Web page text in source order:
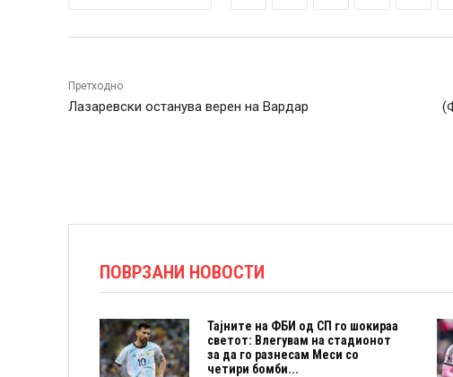
Претходно
Лазаревски останува верен на Вардар
ПОВРЗАНИ НОВОСТИ
Тајните на ФБИ од СП го шокираа
светот: Влегувам на стадионот
за да го разнесам Меси со
четири бомби...